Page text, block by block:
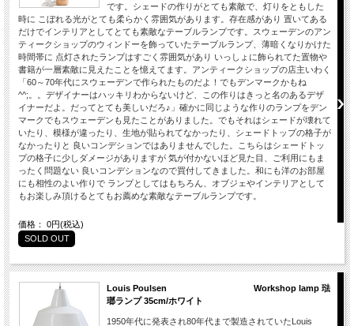
です。シェードの作りがとても素敵で、灯りをともした
時に こぼれる光がとても柔らかく雰囲気があります。存在感があり 置いてある
だけでインテリアとしてとても素敵なテーブルランプです。スウェーデンのアン
ティークショップのウィンドーを飾っていたテーブルランプ、薄暗くなりかけた
時間帯に 点灯されたランプはすごく雰囲気があり いっしょに飾られてた置物や
書籍が一層素敵に見えたことを憶えてます。アンティークショップの店主いわく
「60～70年代にスウェーデンで作られたものだよ！でもデンマークかもね
^^;。。デザイナーはハッキリわからないけど、この作りはきっと名のあるデザ
イナーだよ。だってとても美しいだろ♪」確かに同じような作りのランプをデン
マークでもスウェーデンも見たことがありました。でもそれはシェードが壊れて
いたり、模様が違ったり、生地が貼られてなかったり、シェードトップの格子が
なかったりと 良いコンデションではありませんでした。こちらはシェードトッ
プの格子に少しダメージがありますが 気が付かないほど見た目、ご利用にもま
ったく問題ない 良いコンデションなので買付してきました。和にも洋のお部屋
にも相性のよい作りで ランプとしてはもちろん、オブジェやインテリアとして
もお楽しみ頂けるとてもお薦めな素敵なテーブルランプです。
価格： 0円(税込)
SOLD OUT
Louis Poulsen Workshop lamp 琺
瑯ランプ 35cm/ホワイト
1950年代に発表され80年代まで製造されていたLouis